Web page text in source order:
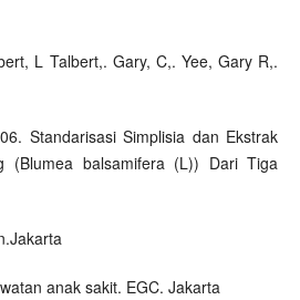
L Talbert,. Gary, C,. Yee, Gary R,.
Standarisasi Simplisia dan Ekstrak
(Blumea balsamifera (L)) Dari Tiga
anak sakit. EGC. Jakarta